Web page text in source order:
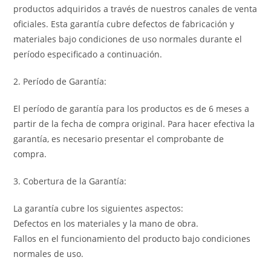
productos adquiridos a través de nuestros canales de venta
oficiales. Esta garantía cubre defectos de fabricación y
materiales bajo condiciones de uso normales durante el
período especificado a continuación.
2. Período de Garantía:
El período de garantía para los productos es de 6 meses a
partir de la fecha de compra original. Para hacer efectiva la
garantía, es necesario presentar el comprobante de
compra.
3. Cobertura de la Garantía:
La garantía cubre los siguientes aspectos:
Defectos en los materiales y la mano de obra.
Fallos en el funcionamiento del producto bajo condiciones
normales de uso.